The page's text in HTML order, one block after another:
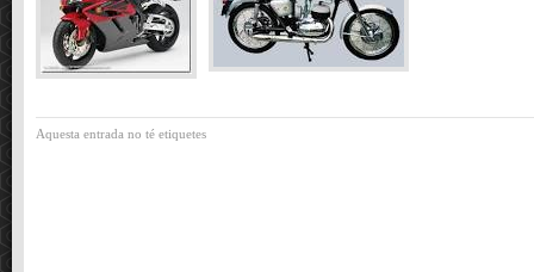
Aquesta entrada no té etiquetes